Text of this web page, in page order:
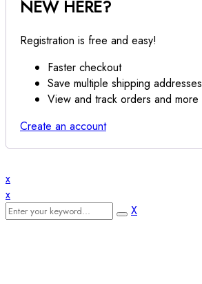
NEW HERE?
Registration is free and easy!
Faster checkout
Save multiple shipping addresses
View and track orders and more
Create an account
x
x
X